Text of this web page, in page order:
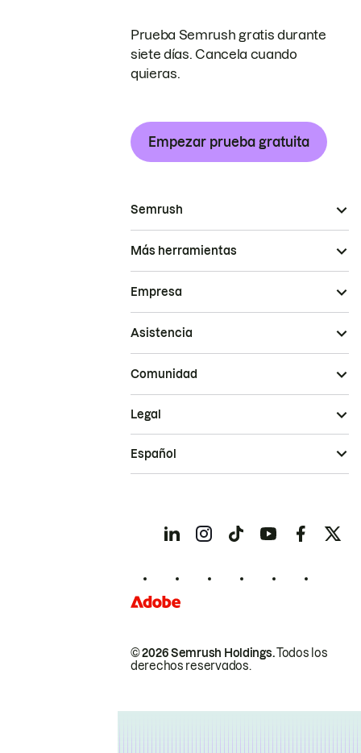
Prueba Semrush gratis durante
siete días. Cancela cuando
quieras.
Empezar prueba gratuita
Semrush
Más herramientas
Empresa
Asistencia
Comunidad
© 2026 Semrush Holdings.Todos los
derechos reservados.
Legal
Español